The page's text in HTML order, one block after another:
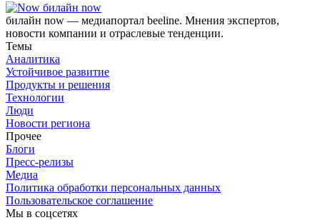
билайн now
билайн now — медиапортал beeline. Мнения экспертов,
новости компании и отраслевые тенденции.
Темы
Аналитика
Устойчивое развитие
Продукты и решения
Технологии
Люди
Новости региона
Прочее
Блоги
Пресс-релизы
Медиа
Политика обработки персональных данных
Пользовательское соглашение
Мы в соцсетях